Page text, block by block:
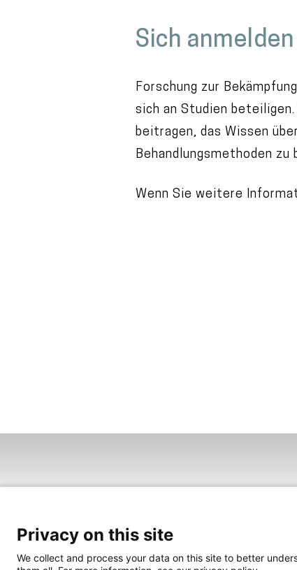
i
c
o
n
t
n
Sich anmelden
Forschung zur
sich an Studien
beitragen, das Wissen
Behandlungsmethoden zu
Wenn Sie weitere
Privacy on this site
We collect and process your data on this site to better